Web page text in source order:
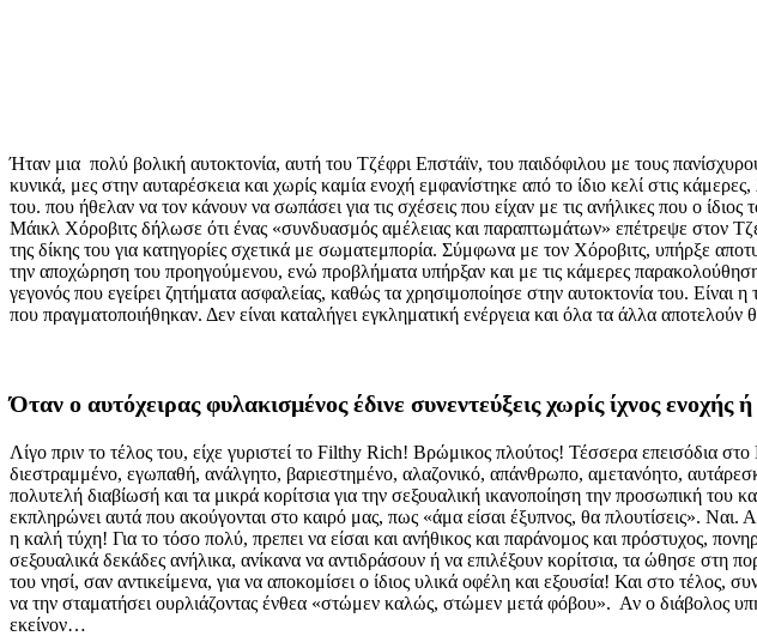
Ήταν μια πολύ βολική αυτοκτονία, αυτή του Τζέφρι Επστάϊν, του παιδόφιλου με τους
κυνικά, μες στην αυταρέσκεια και χωρίς καμία ενοχή εμφανίστηκε από το ίδιο κελί στις
του. που ήθελαν να τον κάνουν να σωπάσει για τις σχέσεις που είχαν με τις ανήλικες που ο
Μάικλ Χόροβιτς δήλωσε ότι ένας «συνδυασμός αμέλειας και παραπτωμάτων» επέτρεψε στον
της δίκης του για κατηγορίες σχετικά με σωματεμπορία. Σύμφωνα με τον Χόροβιτς, υπήρξε
την αποχώρηση του προηγούμενου, ενώ προβλήματα υπήρξαν και με τις κάμερες
γεγονός που εγείρει ζητήματα ασφαλείας, καθώς τα χρησιμοποίησε στην αυτοκτονία του. Είναι
που πραγματοποιήθηκαν. Δεν είναι καταλήγει εγκληματική ενέργεια και όλα τα άλλα
Όταν ο αυτόχειρας φυλακισμένος έδινε συνεντεύξεις χωρίς ίχνος ενοχής
Λίγο πριν το τέλος του, είχε γυριστεί το Filthy Rich! Βρώμικος πλούτος! Τέσσερα επεισόδια
διεστραμμένο, εγωπαθή, ανάλγητο, βαριεστημένο, αλαζονικό, απάνθρωπο, αμετανόητο,
πολυτελή διαβίωσή και τα μικρά κορίτσια για την σεξουαλική ικανοποίηση την προσωπική
εκπληρώνει αυτά που ακούγονται στο καιρό μας, πως «άμα είσαι έξυπνος, θα πλουτίσεις».
η καλή τύχη! Για το τόσο πολύ, πρεπει να είσαι και ανήθικος και παράνομος και πρόστυχος,
σεξουαλικά δεκάδες ανήλικα, ανίκανα να αντιδράσουν ή να επιλέξουν κορίτσια, τα ώθησε στη
του νησί, σαν αντικείμενα, για να αποκομίσει ο ίδιος υλικά οφέλη και εξουσία! Και στο τέλος,
να την σταματήσει ουρλιάζοντας ένθεα «στώμεν καλώς, στώμεν μετά φόβου». Αν ο διάβολος
εκείνον…